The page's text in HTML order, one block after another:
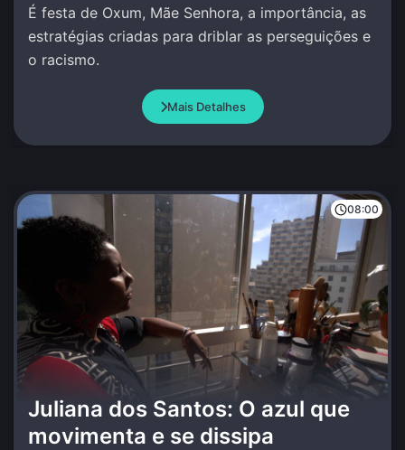
É festa de Oxum, Mãe Senhora, a importância, as
estratégias criadas para driblar as perseguições e
o racismo.
Mais Detalhes
08:00
Juliana dos Santos: O azul que
movimenta e se dissipa